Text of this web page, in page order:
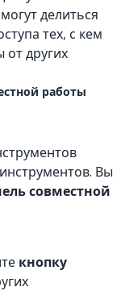
делиться
тех, с кем
других
работы
Вы
совместной
кнопку